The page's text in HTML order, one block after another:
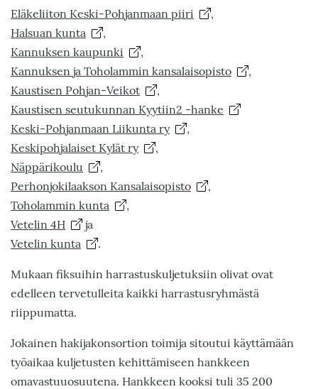
Eläkeliiton Keski-Pohjanmaan piiri
,
Halsuan kunta
,
Kannuksen kaupunki
,
Kannuksen ja Toholammin kansalaisopisto
,
Kaustisen Pohjan-Veikot
,
Kaustisen seutukunnan Kyytiin2 -hanke
Keski-Pohjanmaan Liikunta ry
,
Keskipohjalaiset Kylät ry
,
Näppärikoulu
,
Perhonjokilaakson Kansalaisopisto
,
Toholammin kunta
,
Vetelin 4H
ja
Vetelin kunta
.
Mukaan fiksuihin harrastuskuljetuksiin olivat ovat
edelleen tervetulleita kaikki harrastusryhmästä
riippumatta.
Jokainen hakijakonsortion toimija sitoutui käyttämään
työaikaa kuljetusten kehittämiseen hankkeen
omavastuuosuutena. Hankkeen kooksi tuli 35 200